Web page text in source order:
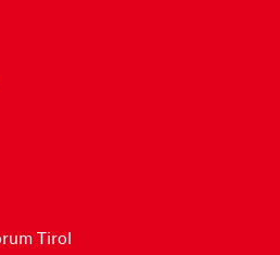
Tirol